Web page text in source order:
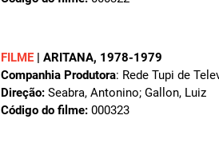
FILME | ARITANA, 1978-1979
Companhia Produtora: Rede Tupi de
Direção: Seabra, Antonino; Gallon, Luiz
Código do filme: 000323